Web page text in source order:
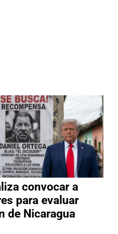
convocar a
para evaluar
de Nicaragua